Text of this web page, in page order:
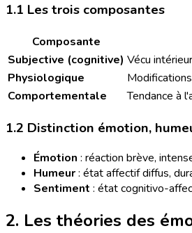
1.1 Les trois composantes
Composante
Subjective (cognitive) Vécu
Physiologique
Comportementale
Tendance à
1.2 Distinction émotion,
Émotion : réaction brève,
Humeur: état affectif diffus,
Sentiment : état cognitivo-
2. Les théories des